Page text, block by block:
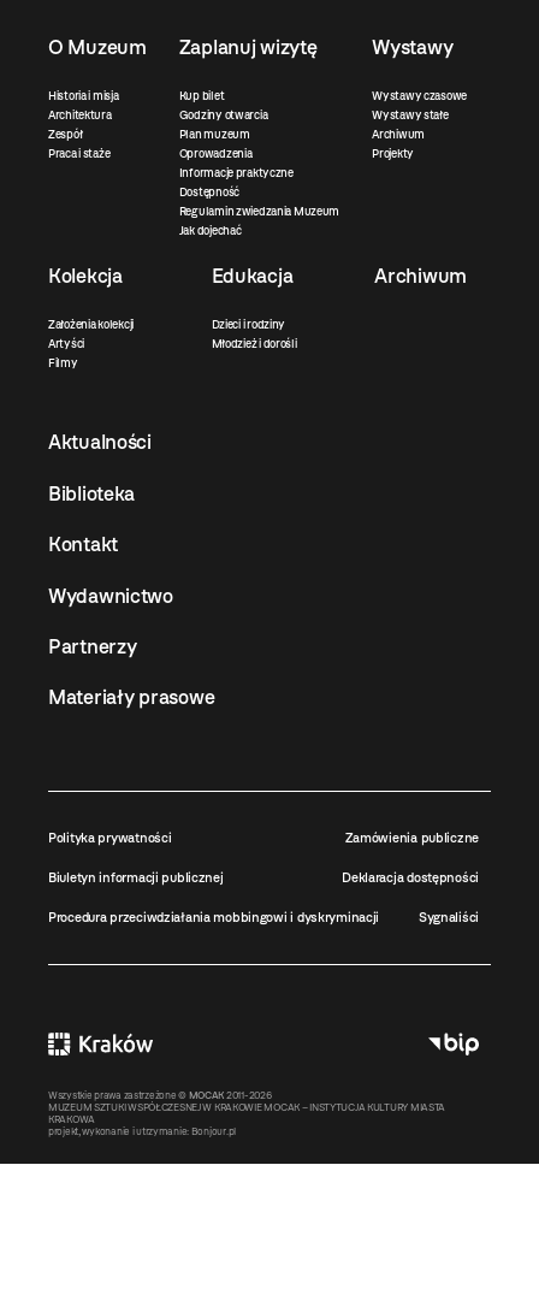
O Muzeum
Historia i misja
Architektura
Zespół
Praca i staże
Zaplanuj wizytę
Kup bilet
Godziny otwarcia
Plan muzeum
Oprowadzenia
Informacje praktyczne
Dostępność
Regulamin zwiedzania Muzeum
Jak dojechać
Wystawy
Wystawy czasowe
Wystawy stałe
Archiwum
Projekty
Kolekcja
Założenia kolekcji
Artyści
Filmy
Edukacja
Dzieci i rodziny
Młodzież i dorośli
Archiwum
Aktualności
Biblioteka
Kontakt
Wydawnictwo
Partnerzy
Materiały prasowe
Polityka prywatności Zamówienia publiczne
Biuletyn informacji publicznej Deklaracja dostępności
Procedura przeciwdziałania mobbingowi i dyskryminacji Sygnaliści
Wszystkie prawa zastrzeżone © MOCAK 2011-2026
MUZEUM SZTUKI WSPÓŁCZESNEJ W KRAKOWIE MOCAK – INSTYTUCJA KULTURY MIASTA
KRAKOWA
projekt, wykonanie i utrzymanie: Bonjour.pl